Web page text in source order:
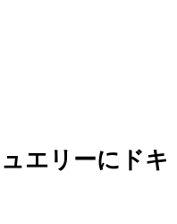
ュエリーにド